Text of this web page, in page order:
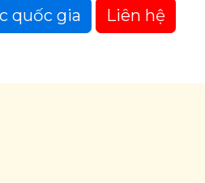
quốc gia Liên hệ